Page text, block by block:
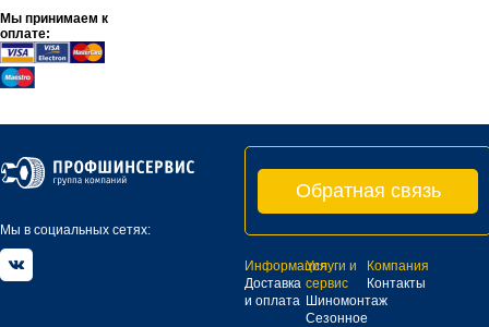
Мы принимаем к
оплате:
Мы в социальных сетях:
Обратная связь
Информация
Доставка
и оплата
Услуги и
сервис
Шиномонтаж
Сезонное
Компания
Контакты